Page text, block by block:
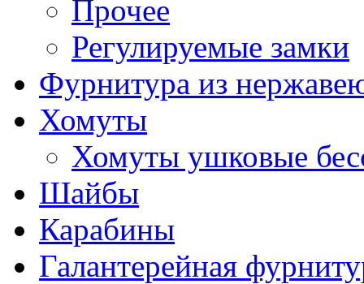
Прочее
Регулируемые замки
Фурнитура из
Хомуты
Хомуты ушковые
Шайбы
Карабины
Галантерейная